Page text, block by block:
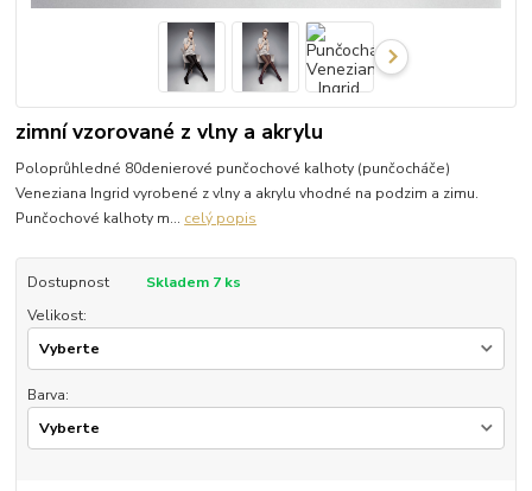
zimní vzorované z vlny a akrylu
Poloprůhledné 80denierové punčochové kalhoty (punčocháče)
Veneziana Ingrid vyrobené z vlny a akrylu vhodné na podzim a zimu.
Punčochové kalhoty m... celý popis
Dostupnost
Skladem 7 ks
Velikost:
Barva: